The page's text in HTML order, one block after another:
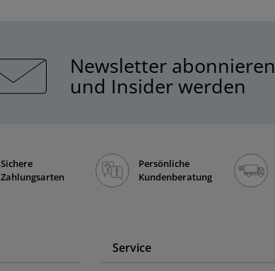
Newsletter abonnieren
und Insider werden
Sichere
Zahlungsarten
Persönliche
Kundenberatung
Service